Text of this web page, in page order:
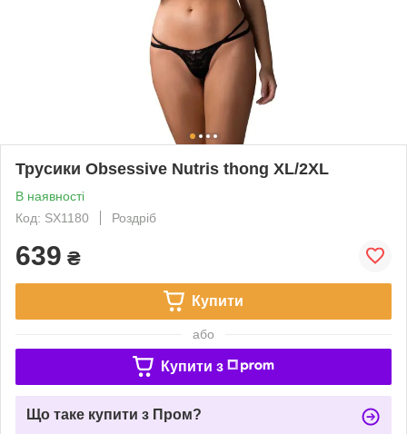
Трусики Obsessive Nutris thong XL/2XL
В наявності
Код: SX1180
Роздріб
639 ₴
Купити
або
Купити з
Що таке купити з Пром?